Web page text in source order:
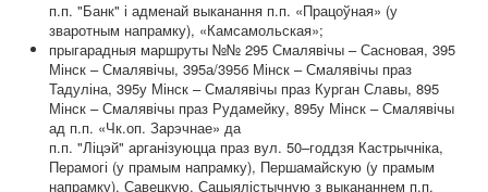
п.п. "Банк" і адменай выканання п.п. «Працоўная» (у
зваротным напрамку), «Камсамольская»;
прыгарадныя маршруты №№ 295 Смалявічы – Сасновая, 395
Мінск – Смалявічы, 395а/395б Мінск – Смалявічы праз
Тадуліна, 395у Мінск – Смалявічы праз Курган Славы, 895
Мінск – Смалявічы праз Рудамейку, 895у Мінск – Смалявічы
ад п.п. «Чк.оп. Зарэчнае» да
п.п. "Ліцэй" арганізуюцца праз вул. 50–годдзя Кастрычніка,
Перамогі (у прамым напрамку), Першамайскую (у прамым
напрамку), Савецкую, Сацыялістычную з выкананнем п.п.